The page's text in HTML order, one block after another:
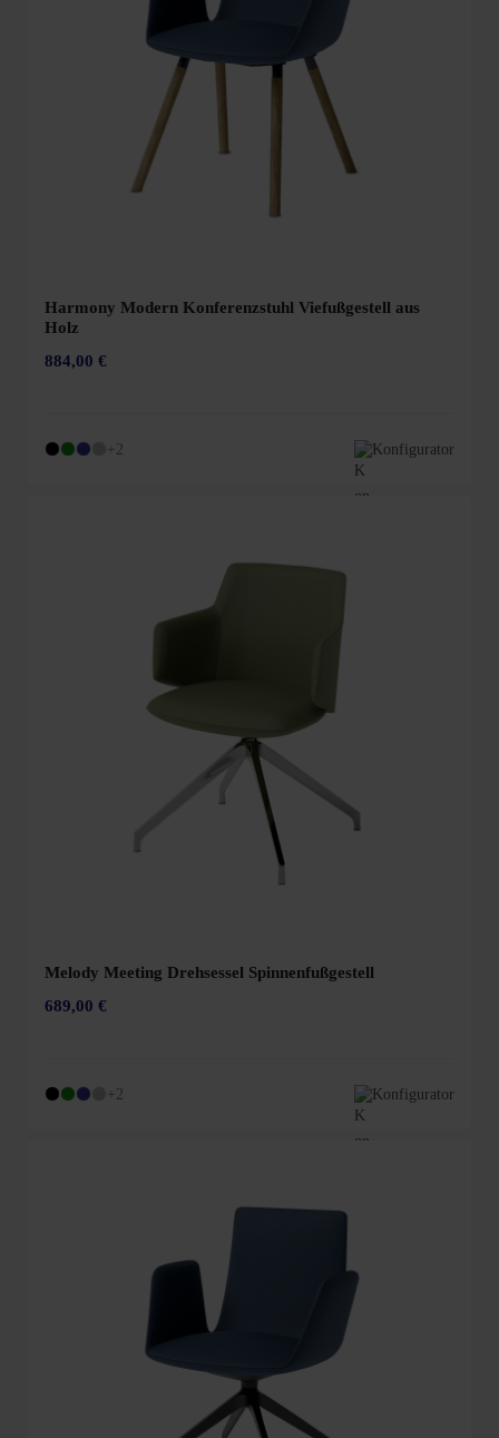
Harmony Modern Konferenzstuhl Viefußgestell aus
Holz
884,00 €
+2 Konfigurator
Melody Meeting Drehsessel Spinnenfußgestell
689,00 €
+2 Konfigurator